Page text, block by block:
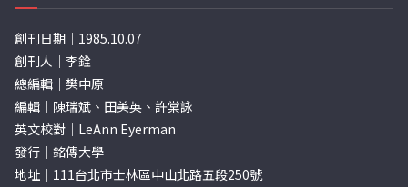
創刊日期｜1985.10.07
創刊人｜李銓
總編輯｜樊中原
編輯｜陳瑞斌、田美英、許棠詠
英文校對｜LeAnn Eyerman
發行｜銘傳大學
地址｜111台北市士林區中山北路五段250號